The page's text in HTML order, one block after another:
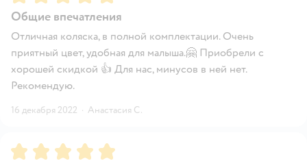
Общие впечатления
Отличная коляска, в полной комплектации. Очень
приятный цвет, удобная для малыша.🤗 Приобрели с
хорошей скидкой 👍 Для нас, минусов в ней нет.
Рекомендую.
16 декабря 2022 · Анастасия С.
Рейтинг:5